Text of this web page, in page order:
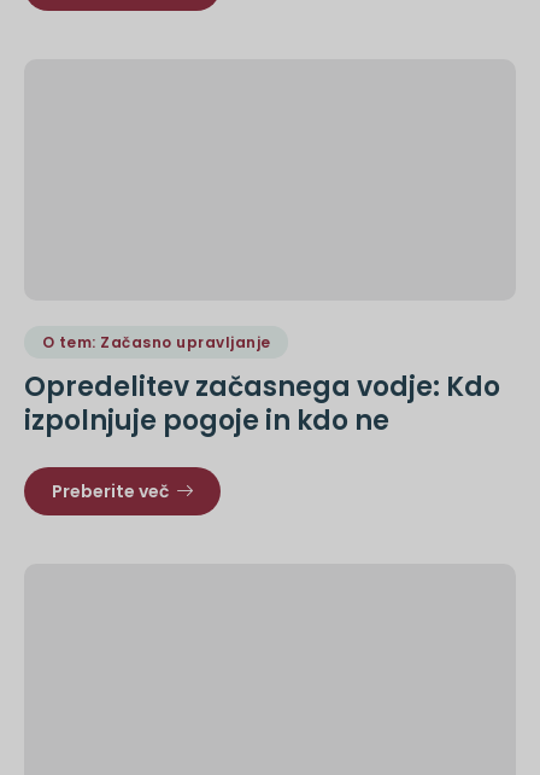
O tem: Začasno upravljanje
Opredelitev začasnega vodje: Kdo
izpolnjuje pogoje in kdo ne
Preberite več